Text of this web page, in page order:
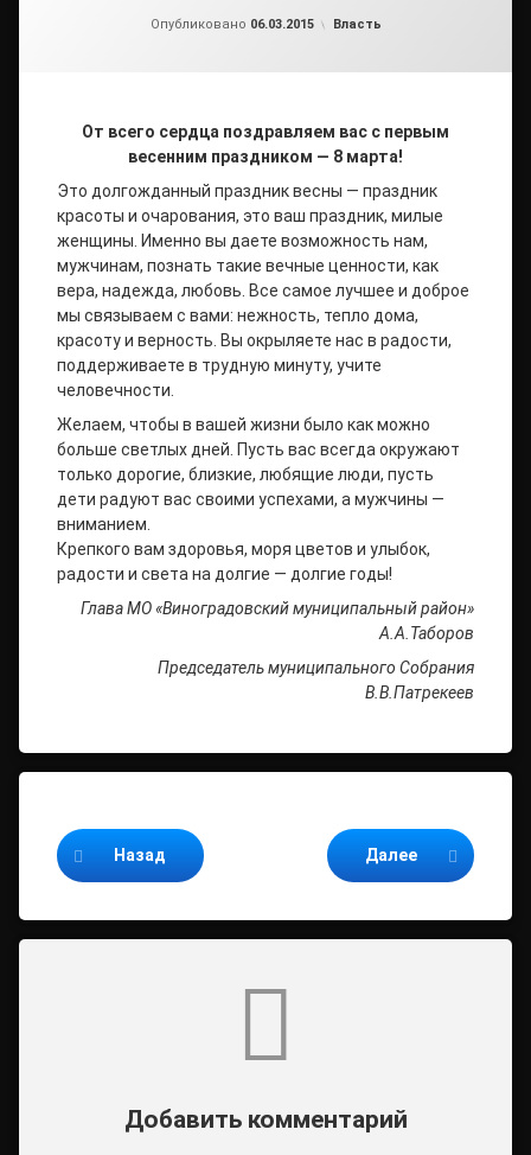
Опубликовано 06.03.2015 Рубрики:
Власть
От всего сердца поздравляем вас с первым
весенним праздником — 8 марта!
Это долгожданный праздник весны — праздник
красоты и очарования, это ваш праздник, милые
женщины. Именно вы даете возможность нам,
мужчинам, познать такие вечные ценности, как
вера, надежда, любовь. Все самое лучшее и доброе
мы связываем с вами: нежность, тепло дома,
красоту и верность. Вы окрыляете нас в радости,
поддерживаете в трудную минуту, учите
человечности.
Желаем, чтобы в вашей жизни было как можно
больше светлых дней. Пусть вас всегда окружают
только дорогие, близкие, любящие люди, пусть
дети радуют вас своими успехами, а мужчины —
вниманием.
Крепкого вам здоровья, моря цветов и улыбок,
радости и света на долгие — долгие годы!
Глава МО «Виноградовский муниципальный район»
А.А.Таборов
Председатель муниципального Собрания
В.В.Патрекеев
Назад Далее
Добавить комментарий